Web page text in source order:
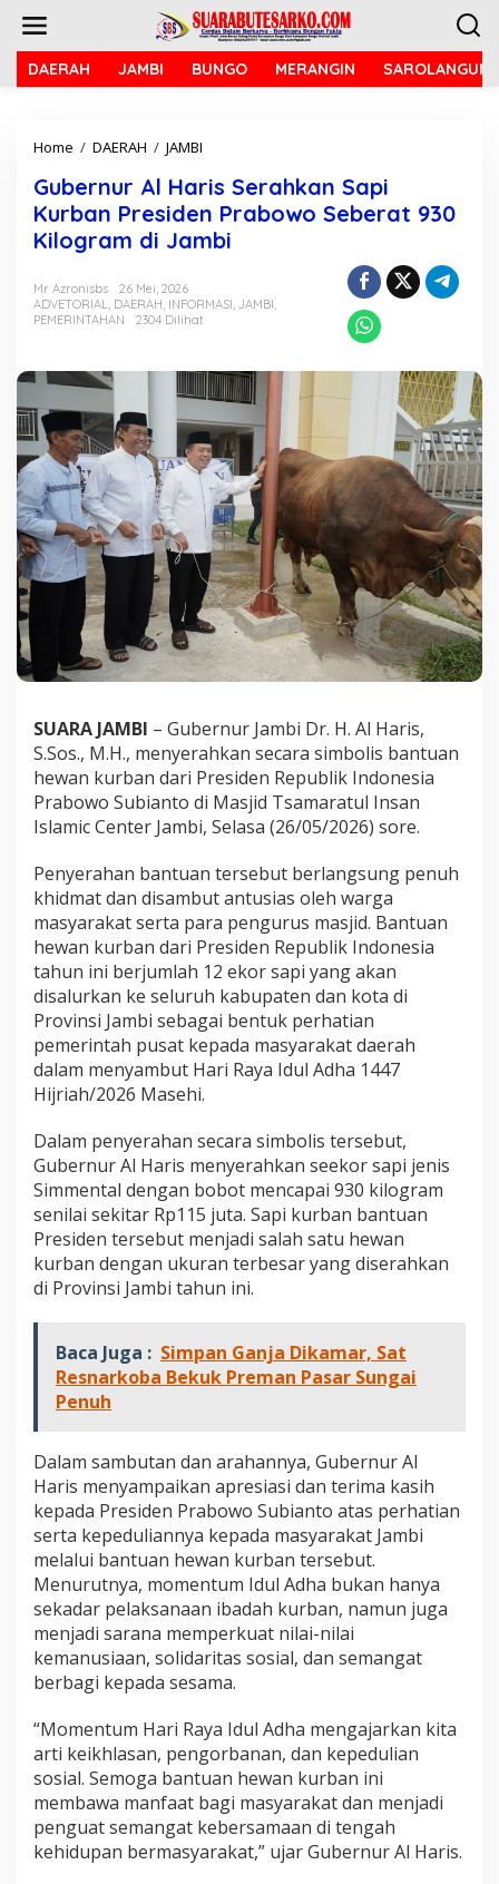
DAERAH JAMBI BUNGO MERANGIN SAROLANGUN
Home / DAERAH / JAMBI
b
e
r
n
A
a
r
s
S
e
a
h
k
a
n
S
a
p
K
r
b
a
n
P
r
s
d
e
n
P
r
a
b
o
w
b
e
r
a
9
3
0
l
o
g
d
i
J
a
b
i
Gubernur Al Haris Serahkan Sapi
Kurban Presiden Prabowo Seberat 930
Kilogram di Jambi
Mr Azronisbs
26 Mei, 2026
ADVETORIAL, DAERAH, INFORMASI, JAMBI,
PEMERINTAHAN
2304 Dilihat
SUARA JAMBI – Gubernur Jambi Dr. H. Al Haris,
S.Sos., M.H., menyerahkan secara simbolis bantuan
hewan kurban dari Presiden Republik Indonesia
Prabowo Subianto di Masjid Tsamaratul Insan
Islamic Center Jambi, Selasa (26/05/2026) sore.
Penyerahan bantuan tersebut berlangsung penuh
khidmat dan disambut antusias oleh warga
masyarakat serta para pengurus masjid. Bantuan
hewan kurban dari Presiden Republik Indonesia
tahun ini berjumlah 12 ekor sapi yang akan
disalurkan ke seluruh kabupaten dan kota di
Provinsi Jambi sebagai bentuk perhatian
pemerintah pusat kepada masyarakat daerah
dalam menyambut Hari Raya Idul Adha 1447
Hijriah/2026 Masehi.
Dalam penyerahan secara simbolis tersebut,
Gubernur Al Haris menyerahkan seekor sapi jenis
Simmental dengan bobot mencapai 930 kilogram
senilai sekitar Rp115 juta. Sapi kurban bantuan
Presiden tersebut menjadi salah satu hewan
kurban dengan ukuran terbesar yang diserahkan
di Provinsi Jambi tahun ini.
Baca Juga : Simpan Ganja Dikamar, Sat
Resnarkoba Bekuk Preman Pasar Sungai
Penuh
Dalam sambutan dan arahannya, Gubernur Al
Haris menyampaikan apresiasi dan terima kasih
kepada Presiden Prabowo Subianto atas perhatian
serta kepeduliannya kepada masyarakat Jambi
melalui bantuan hewan kurban tersebut.
Menurutnya, momentum Idul Adha bukan hanya
sekadar pelaksanaan ibadah kurban, namun juga
menjadi sarana memperkuat nilai-nilai
kemanusiaan, solidaritas sosial, dan semangat
berbagi kepada sesama.
“Momentum Hari Raya Idul Adha mengajarkan kita
arti keikhlasan, pengorbanan, dan kepedulian
sosial. Semoga bantuan hewan kurban ini
membawa manfaat bagi masyarakat dan menjadi
penguat semangat kebersamaan di tengah
kehidupan bermasyarakat,” ujar Gubernur Al Haris.